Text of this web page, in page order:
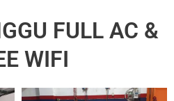
FULL AC &
WIFI